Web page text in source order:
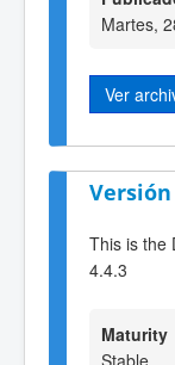
Martes,
Ver
Versión
This is the
4.4.3
Maturity